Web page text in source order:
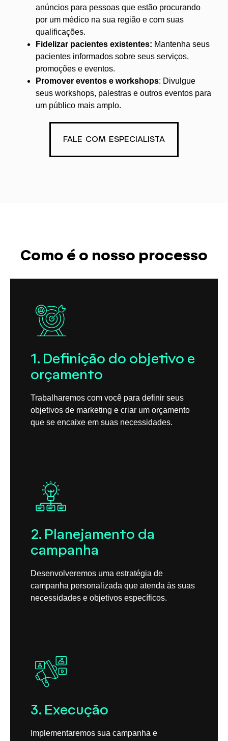
anúncios para pessoas que estão procurando
por um médico na sua região e com suas
qualificações.
Fidelizar pacientes existentes: Mantenha seus
pacientes informados sobre seus serviços,
promoções e eventos.
Promover eventos e workshops: Divulgue
seus workshops, palestras e outros eventos para
um público mais amplo.
FALE COM ESPECIALISTA
Como é o nosso processo
1. Definição do objetivo e
orçamento
Trabalharemos com você para definir seus
objetivos de marketing e criar um orçamento
que se encaixe em suas necessidades.
2. Planejamento da
campanha
Desenvolveremos uma estratégia de
campanha personalizada que atenda às suas
necessidades e objetivos específicos.
3. Execução
Implementaremos sua campanha e